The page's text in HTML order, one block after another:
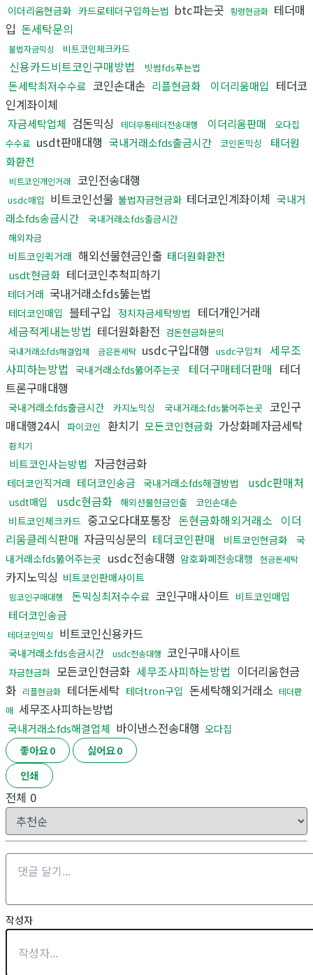
이더리움현금화 카드로테더구입하는법 btc파는곳 횡령현금화 테더매
입 돈세탁문의
불법자금믹싱 비트코인체크카드
신용카드비트코인구매방법 빗썸fds푸는법
돈세탁최저수수료 코인손대손 리플현금화 이더리움매입
테더코
인계좌이체
자금세탁업체 검돈믹싱 테더무통테더전송대행 이더리움판매
오다집
수수료 usdt판매대행 국내거래소fds출금시간 코인돈믹싱
태더원
화환전
비트코인개인거래 코인전송대행
usdc매입 비트코인선물 불법자금현금화 테더코인계좌이체 국내거
래소fds송금시간
국내거래소fds출금시간
해외자금
비트코인퀵거래 해외선물현금인출 태더원화환전
usdt현금화 테더코인추척피하기
테더거래 국내거래소fds뚫는법
테더코인매입 블테구입 정치자금세탁방법
테더개인거래
세금적게내는방법 테더원화환전 검돈현금화문의
국내거래소fds해결업체 금은돈세탁 usdc구입대행 usdc구입처
세무조
사피하는방법 국내거래소fds뚫어주는곳 테더구매테더판매 테더
트론구매대행
국내거래소fds출금시간 카지노믹싱 국내거래소fds뚫어주는곳 코인구
매대행24시
파이코인 환치기 모든코인현금화 가상화폐자금세탁
환치기
비트코인사는방법 자금현금화
테더코인직거래 테더코인송금 국내거래소fds해결방법 usdc판매처
usdt매입 usdc현금화 해외선물현금인출 코인손대손
비트코인체크카드 중고오다대포통장 돈현금화해외거래소 이더
리움클레식판매 자금믹싱문의 테더코인판매 비트코인현금화
국
내거래소fds뚫어주는곳 usdc전송대행 암호화폐전송대행 현금돈세탁
카지노믹싱 비트코인판매사이트
밈코인구매대행 돈믹싱최저수수료 코인구매사이트 비트코인매입
테더코인송금
테더코인믹싱 비트코인신용카드
국내거래소fds송금시간 usdc전송대행 코인구매사이트
자금현금화 모든코인현금화 세무조사피하는방법 이더리움현금
화 리플현금화 테더돈세탁 테더tron구입 돈세탁해외거래소 테더판
매 세무조사피하는방법
국내거래소fds해결업체 바이낸스전송대행 오다집
좋아요0 싫어요0
인쇄
전체 0
작성자